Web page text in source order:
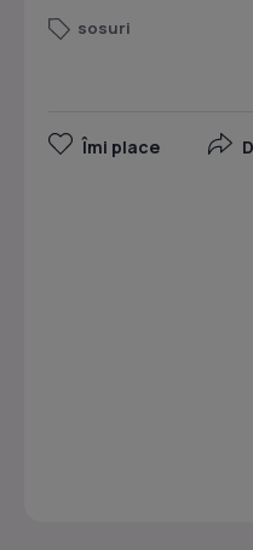
sosuri
Îmi place